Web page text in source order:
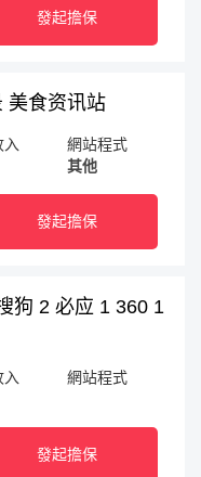
發起擔保
美食资讯站
入
網站程式
其他
發起擔保
狗 2 必应 1 360 1
入
網站程式
發起擔保